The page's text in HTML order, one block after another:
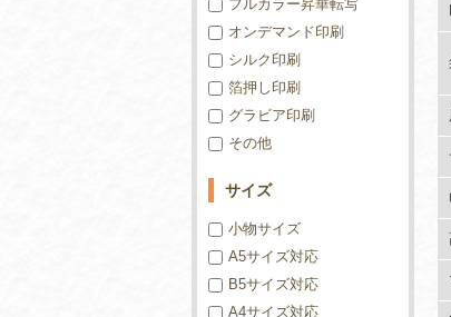
フルカラー昇華転写
オンデマンド印刷
シルク印刷
箔押し印刷
グラビア印刷
その他
サイズ
小物サイズ
A5サイズ対応
B5サイズ対応
A4サイズ対応